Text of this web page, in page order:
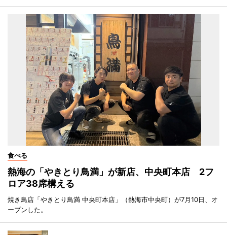
食べる
熱海の「やきとり鳥満」が新店、中央町本店 2フ
ロア38席構える
焼き鳥店「やきとり鳥満 中央町本店」（熱海市中央町）が7月10日、オ
ープンした。